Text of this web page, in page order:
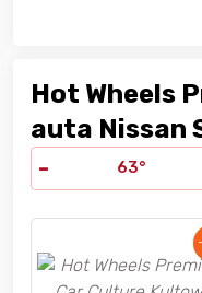
Hot Wheels
auta Nissan
- 63°